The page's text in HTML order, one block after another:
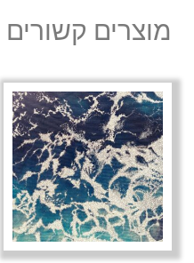
a
p
מוצרים קשורים